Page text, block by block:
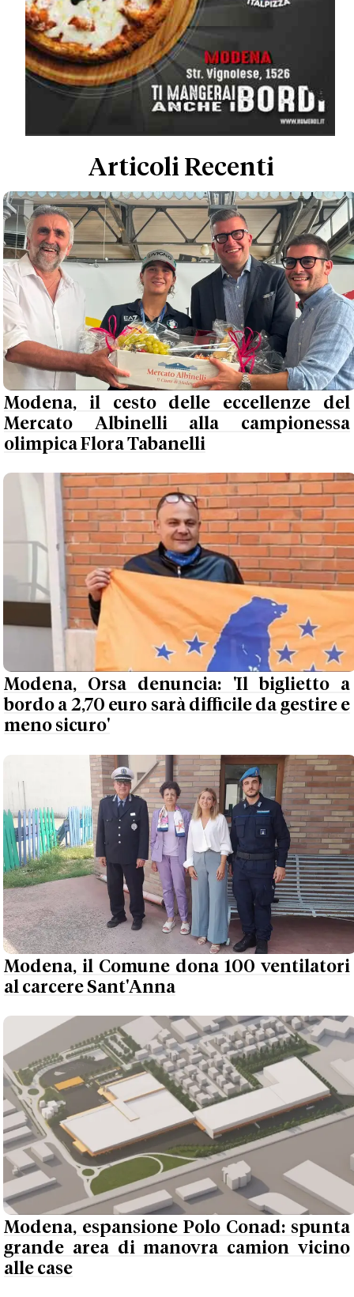
Articoli Recenti
Modena, il cesto delle eccellenze del
Mercato Albinelli alla campionessa
olimpica Flora Tabanelli
Modena, Orsa denuncia: 'Il biglietto a
bordo a 2,70 euro sarà difficile da gestire e
meno sicuro'
Modena, il Comune dona 100 ventilatori
al carcere Sant'Anna
Modena, espansione Polo Conad: spunta
grande area di manovra camion vicino
alle case